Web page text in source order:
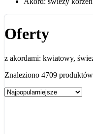
Oferty
z akordami: kwiatowy,
Znaleziono 4709 produktów